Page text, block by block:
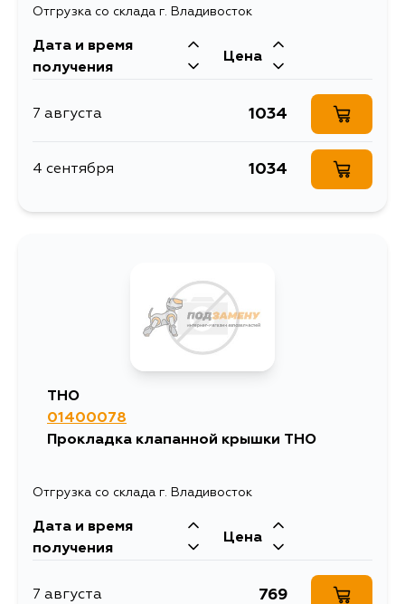
Отгрузка со склада г. Владивосток
Дата и время
получения
Цена
7 августа 1034
4 сентября 1034
THO
01400078
Прокладка клапанной крышки THO
Отгрузка со склада г. Владивосток
Дата и время
получения
Цена
7 августа 769